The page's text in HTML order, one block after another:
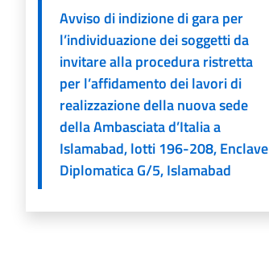
Avviso di indizione di gara per
l’individuazione dei soggetti da
invitare alla procedura ristretta
per l’affidamento dei lavori di
realizzazione della nuova sede
della Ambasciata d’Italia a
Islamabad, lotti 196-208, Enclave
Diplomatica G/5, Islamabad